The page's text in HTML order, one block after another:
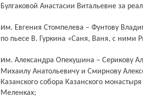
Булгаковой Анастасии Витальевне за
им. Евгения Стомпелева – Фунтову Владимиру Леонидовичу за постановку спектакля
по пьесе В. Гуркина «Саня, Ваня, с ними
им. Александра Опекушина – Серикову Александру Николаевичу, Кирильчеву
Михаилу Анатольевичу и Смирнову
Казанского собора Казанского
Меленках;